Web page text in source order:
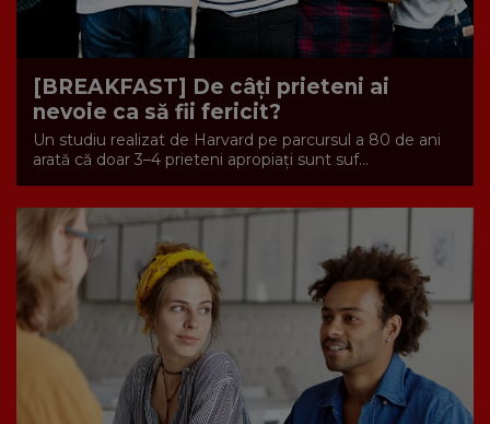
[BREAKFAST] De câți prieteni ai
nevoie ca să fii fericit?
Un studiu realizat de Harvard pe parcursul a 80 de ani
arată că doar 3–4 prieteni apropiați sunt suf...